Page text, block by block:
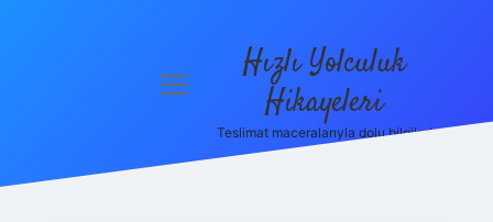
menüyü
Hızlı Yolculuk
Hikayeleri
Teslimat maceralarıyla dolu bilgiler!